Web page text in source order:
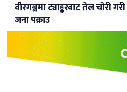
वीरगञ्जमा ट्याङ्करबाट तेल चोरी
जना पक्राउ